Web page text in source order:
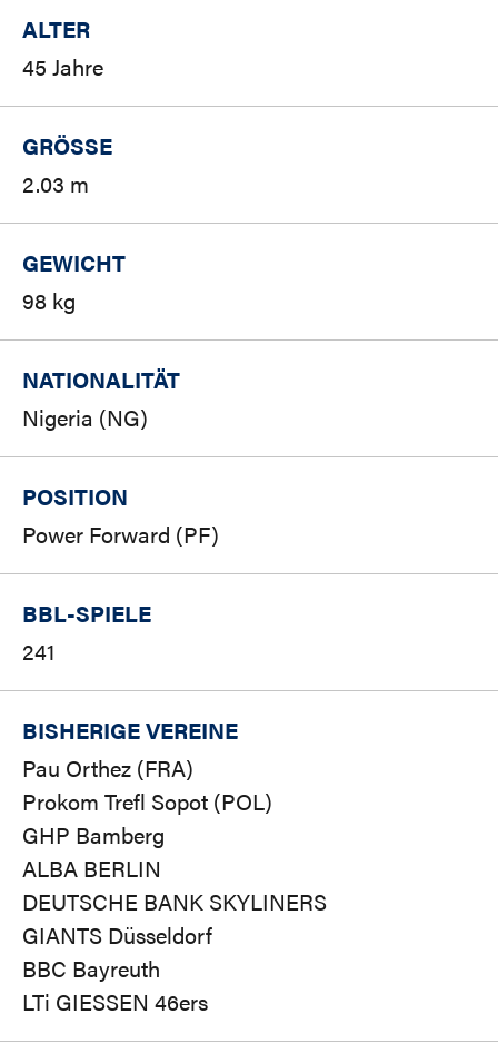
ALTER
45 Jahre
GRÖSSE
2.03 m
GEWICHT
98 kg
NATIONALITÄT
Nigeria (NG)
POSITION
Power Forward (PF)
BBL-SPIELE
241
BISHERIGE VEREINE
Pau Orthez (FRA)
Prokom Trefl Sopot (POL)
GHP Bamberg
ALBA BERLIN
DEUTSCHE BANK SKYLINERS
GIANTS Düsseldorf
BBC Bayreuth
LTi GIESSEN 46ers